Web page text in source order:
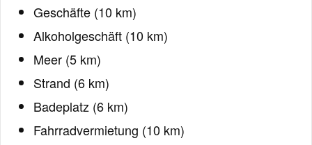
Geschäfte (10 km)
Alkoholgeschäft (10 km)
Meer (5 km)
Strand (6 km)
Badeplatz (6 km)
Fahrradvermietung (10 km)